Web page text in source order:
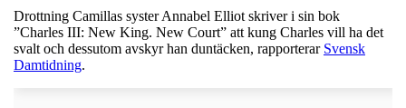
Drottning Camillas syster Annabel Elliot skriver i sin bok
”Charles III: New King. New Court” att kung Charles vill ha det
svalt och dessutom avskyr han duntäcken, rapporterar Svensk
Damtidning.